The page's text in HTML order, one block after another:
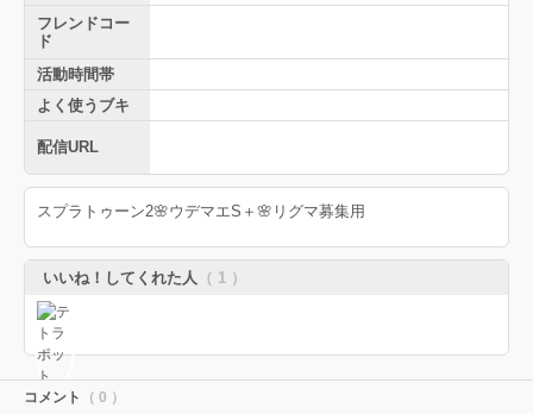
フレンドコー
ド
活動時間帯
よく使うブキ
配信URL
スプラトゥーン2🌸ウデマエS＋🌸リグマ募集用
いいね！してくれた人 （ 1 ）
コメント （ 0 ）